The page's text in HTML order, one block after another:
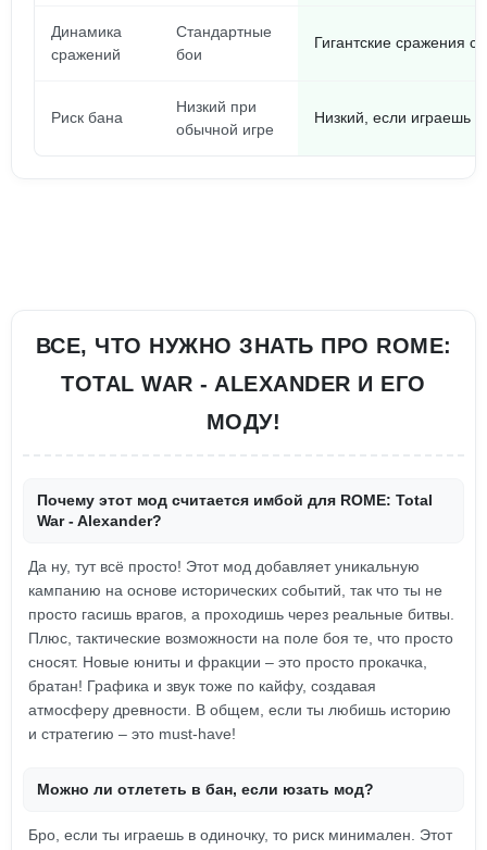
Динамика
сражений
Стандартные
бои
Гигантские сражения
Риск бана
Низкий при
обычной игре
Низкий, если играешь в
ВСЕ, ЧТО НУЖНО ЗНАТЬ ПРО ROME:
TOTAL WAR - ALEXANDER И ЕГО
МОДУ!
Почему этот мод считается имбой для ROME: Total
War - Alexander?
Да ну, тут всё просто! Этот мод добавляет уникальную
кампанию на основе исторических событий, так что ты не
просто гасишь врагов, а проходишь через реальные битвы.
Плюс, тактические возможности на поле боя те, что просто
сносят. Новые юниты и фракции – это просто прокачка,
братан! Графика и звук тоже по кайфу, создавая
атмосферу древности. В общем, если ты любишь историю
и стратегию – это must-have!
Можно ли отлететь в бан, если юзать мод?
Бро, если ты играешь в одиночку, то риск минимален. Этот